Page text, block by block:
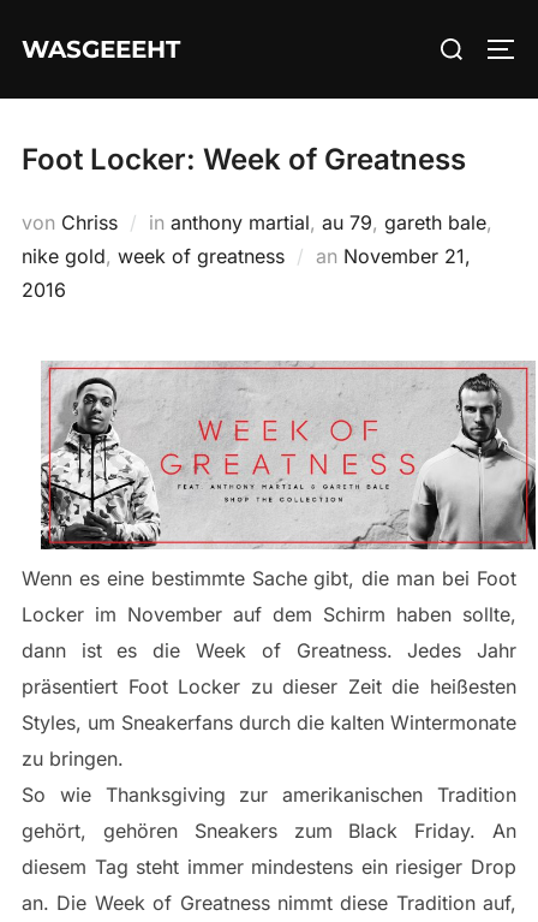
InhaltWASGEEEHT
Suchen
Foot Locker: Week of Greatness
von Chriss in anthony martial, au 79, gareth bale,
nike gold, week of greatness an Veröffentlicht
November 21,
2016
Wenn es eine bestimmte Sache gibt, die man bei Foot
Locker im November auf dem Schirm haben sollte,
dann ist es die Week of Greatness. Jedes Jahr
präsentiert Foot Locker zu dieser Zeit die heißesten
Styles, um Sneakerfans durch die kalten Wintermonate
zu bringen.
So wie Thanksgiving zur amerikanischen Tradition
gehört, gehören Sneakers zum Black Friday. An
diesem Tag steht immer mindestens ein riesiger Drop
an. Die Week of Greatness nimmt diese Tradition auf,